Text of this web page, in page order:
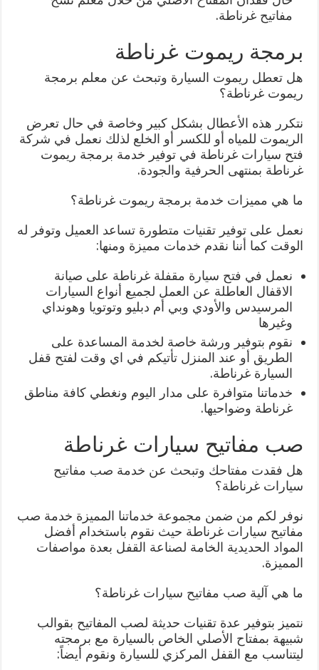
مفاتيح غرناطة.
برمجة ريموت غرناطة
هل تعطل ريموت السيارة وتبحث عن معلم برمجة
ريموت غرناطة؟
نتكرر هذه الأعطال بشكل كبير وخاصة في حال تعرض
الريموت للمياه أو للكسر أو الخلع لذلك نعمل في شركة
فتح سيارات غرناطة في توفير خدمة برمجة ريموت
غرناطة بمنتهى الحرفية والجودة.
ما هي مميزات خدمة برمجة ريموت غرناطة؟
نعمل على توفير تقنيات متطورة تساعد العميل وتوفر له
الوقت كما أننا نقدم خدمات مميزة ومنها:
نعمل في فتح سيارة مقفلة غرناطة على صيانة
الاقفال العاطلة عن العمل لجميع أنواع السيارات
المرسيدس والأودي وبي أم دبليو وتوتويا وهونداي
وغيرها
نقوم بتوفير ورشة خاصة لخدمة المساعدة على
الطريق أو عند المنزل تأتيكم في اي وقت لفتح قفل
السيارة غرناطة.
خدماتنا متوافرة على مدار اليوم ونغطي كافة مناطق
غرناطة وضواحيها.
صب مفاتيح سيارات غرناطة
هل فقدت مفتاحك وتبحث عن خدمة صب مفاتيح
سيارات غرناطة؟
نوفر لكم من ضمن مجموعة خدماتنا المميزة خدمة صب
مفاتيح سيارات غرناطة حيث نقوم باستخدام أفضل
المواد الحديدية الخامة لصناعة القفل بعدة مواصفات
المميزة.
ما هي آلية صب مفاتيح سيارات غرناطة؟
نتميز بتوفير عدة تقنيات حديثة لصب المفاتيح بقوالب
شبيهة بمفتاح الأصلي الخاص بالسيارة مع برمجته
ليتناسب مع القفل المركزي للسيارة ونقوم أيضاً: